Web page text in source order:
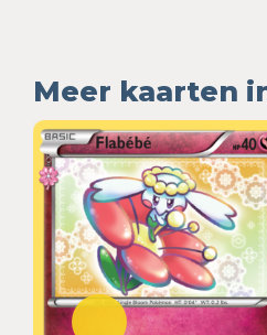
Meer kaarten